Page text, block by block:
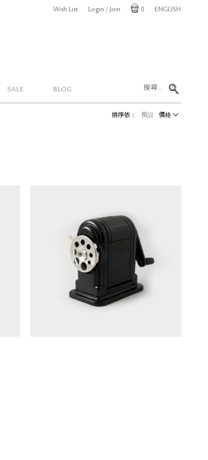
SALE BLOG
Wish List
Login / Join
0 ENGLISH
排序依： 預設 價格
X-Acto Ranger55 經典削筆機